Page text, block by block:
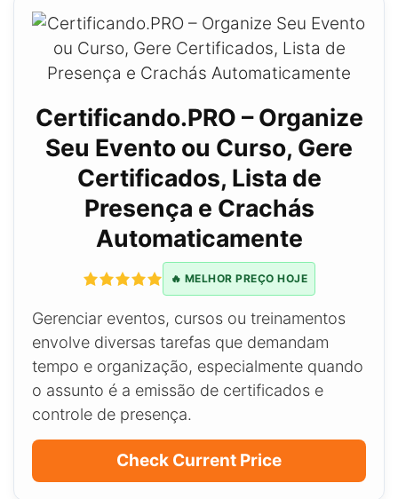
Certificando.PRO – Organize
Seu Evento ou Curso, Gere
Certificados, Lista de
Presença e Crachás
Automaticamente
🔥 MELHOR PREÇO HOJE
Gerenciar eventos, cursos ou treinamentos
envolve diversas tarefas que demandam
tempo e organização, especialmente quando
o assunto é a emissão de certificados e
controle de presença.
Check Current Price